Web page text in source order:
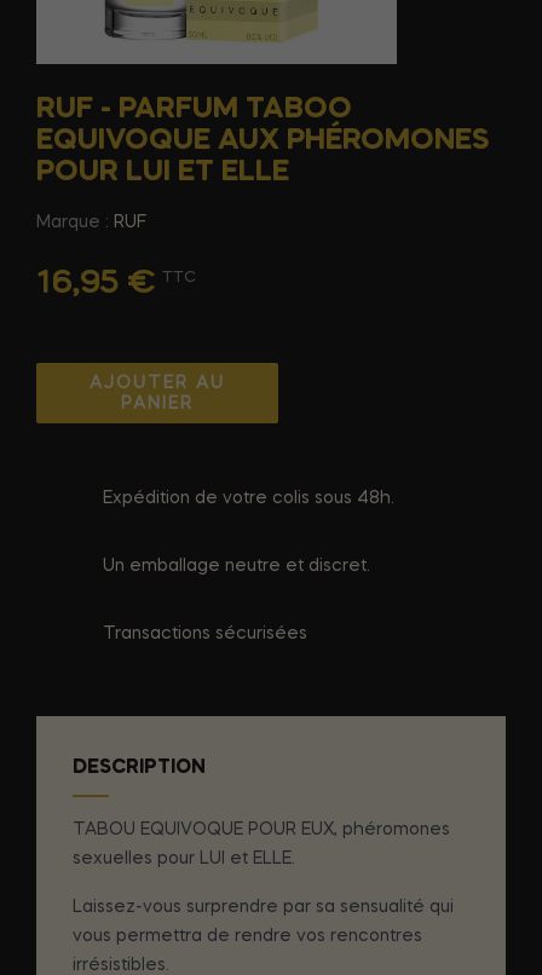
RUF - PARFUM TABOO
EQUIVOQUE AUX PHÉROMONES
POUR LUI ET ELLE
Marque : RUF
16,95 € TTC
AJOUTER AU
PANIER
Expédition de votre colis sous 48h.
Un emballage neutre et discret.
Transactions sécurisées
DESCRIPTION
TABOU EQUIVOQUE POUR EUX, phéromones
sexuelles pour LUI et ELLE.
Laissez-vous surprendre par sa sensualité qui
vous permettra de rendre vos rencontres
irrésistibles.